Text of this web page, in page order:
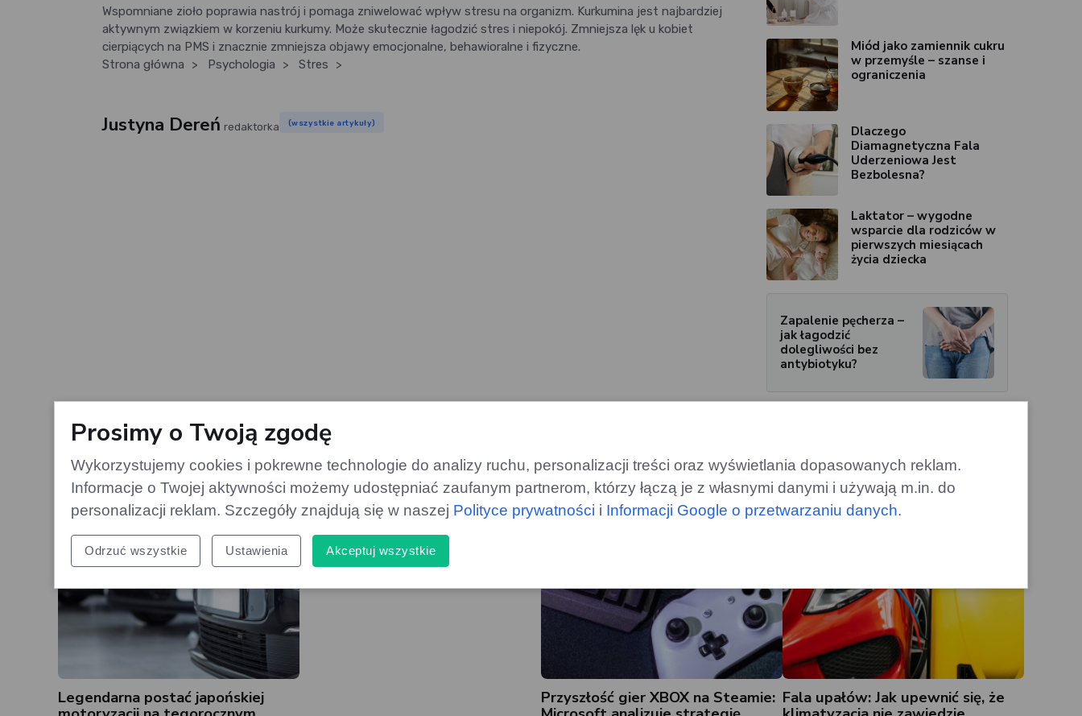
Wspomniane zioło poprawia nastrój i pomaga zniwelować wpływ stresu na organizm. Kurkumina jest najbardziej
aktywnym związkiem w korzeniu kurkumy. Może skutecznie łagodzić stres i niepokój. Zmniejsza lęk u kobiet
cierpiących na PMS i znacznie zmniejsza objawy emocjonalne, behawioralne i fizyczne.
Strona główna
> Psychologia > Stres >
Justyna Dereń redaktorka (wszystkie artykuły)
Miód jako zamiennik cukru
w przemyśle – szanse i
ograniczenia
Dlaczego
Diamagnetyczna Fala
Uderzeniowa Jest
Bezbolesna?
Laktator – wygodne
wsparcie dla rodziców w
pierwszych miesiącach
życia dziecka
Zapalenie pęcherza –
jak łagodzić
dolegliwości bez
antybiotyku?
Legendarna postać japońskiej
Pierwszy elektryczny Bentley z
Crewe: muzyczna innowacja na
drodze
gazoo.pl
Przyszłość gier XBOX na Steamie: Fala upałów: Jak upewnić się, że
Prosimy o Twoją zgodę
Wykorzystujemy cookies i pokrewne technologie do analizy ruchu, personalizacji treści oraz wyświetlania dopasowanych reklam.
Informacje o Twojej aktywności możemy udostępniać zaufanym partnerom, którzy łączą je z własnymi danymi i używają m.in. do
personalizacji reklam. Szczegóły znajdują się w naszej Polityce prywatności i Informacji Google o przetwarzaniu danych.
Odrzuć wszystkie Ustawienia Akceptuj wszystkie